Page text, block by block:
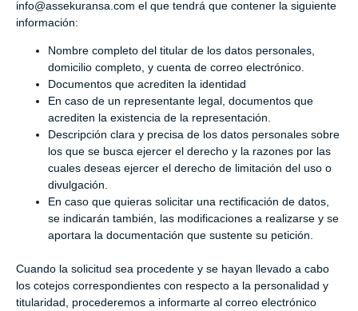
info@assekuransa.com el que tendrá que contener la siguiente
información:
Nombre completo del titular de los datos personales,
domicilio completo, y cuenta de correo electrónico.
Documentos que acrediten la identidad
En caso de un representante legal, documentos que
acrediten la existencia de la representación.
Descripción clara y precisa de los datos personales sobre
los que se busca ejercer el derecho y la razones por las
cuales deseas ejercer el derecho de limitación del uso o
divulgación.
En caso que quieras solicitar una rectificación de datos,
se indicarán también, las modificaciones a realizarse y se
aportara la documentación que sustente su petición.
Cuando la solicitud sea procedente y se hayan llevado a cabo
los cotejos correspondientes con respecto a la personalidad y
titularidad, procederemos a informarte al correo electrónico